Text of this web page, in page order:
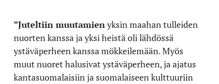
”Juteltiin muutamienyksin maahan tulleiden
nuorten kanssa ja yksi heistä oli lähdössä
ystäväperheen kanssa mökkeilemään. Myös
muut nuoret halusivat ystäväperheen, ja ajatus
kantasuomalaisiin ja suomalaiseen kulttuuriin